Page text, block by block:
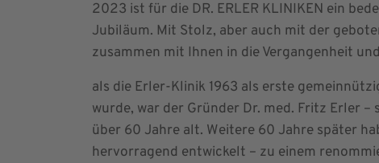
2023 ist für die DR. ERLER KLINIKEN ein
Jubiläum. Mit Stolz, aber auch mit der
zusammen mit Ihnen in die Vergangenheit
als die Erler-Klinik 1963 als erste
wurde, war der Gründer Dr. med. Fritz Erler
über 60 Jahre alt. Weitere 60 Jahre später
hervorragend entwickelt – zu einem